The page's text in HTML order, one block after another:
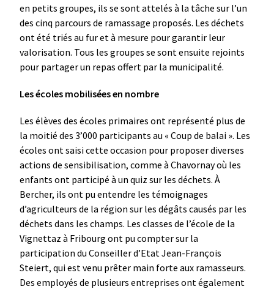
en petits groupes, ils se sont attelés à la tâche sur l’un
des cinq parcours de ramassage proposés. Les déchets
ont été triés au fur et à mesure pour garantir leur
valorisation. Tous les groupes se sont ensuite rejoints
pour partager un repas offert par la municipalité.
Les écoles mobilisées en nombre
Les élèves des écoles primaires ont représenté plus de
la moitié des 3’000 participants au « Coup de balai ». Les
écoles ont saisi cette occasion pour proposer diverses
actions de sensibilisation, comme à Chavornay où les
enfants ont participé à un quiz sur les déchets. À
Bercher, ils ont pu entendre les témoignages
d’agriculteurs de la région sur les dégâts causés par les
déchets dans les champs. Les classes de l’école de la
Vignettaz à Fribourg ont pu compter sur la
participation du Conseiller d’Etat Jean-François
Steiert, qui est venu prêter main forte aux ramasseurs.
Des employés de plusieurs entreprises ont également